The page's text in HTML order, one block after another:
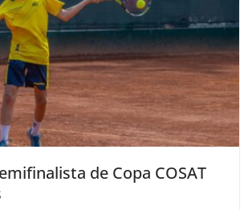
de Copa COSAT